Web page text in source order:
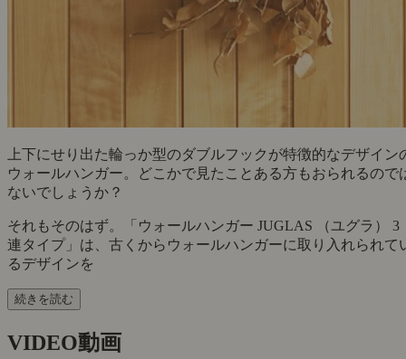
上下にせり出た輪っか型のダブルフックが特徴的なデザイン
ウォールハンガー。どこかで見たことある方もおられるので
ないでしょうか？
それもそのはず。「ウォールハンガー JUGLAS （ユグラ） 3
連タイプ」は、古くからウォールハンガーに取り入れられて
るデザインを
続きを読む
VIDEO動画